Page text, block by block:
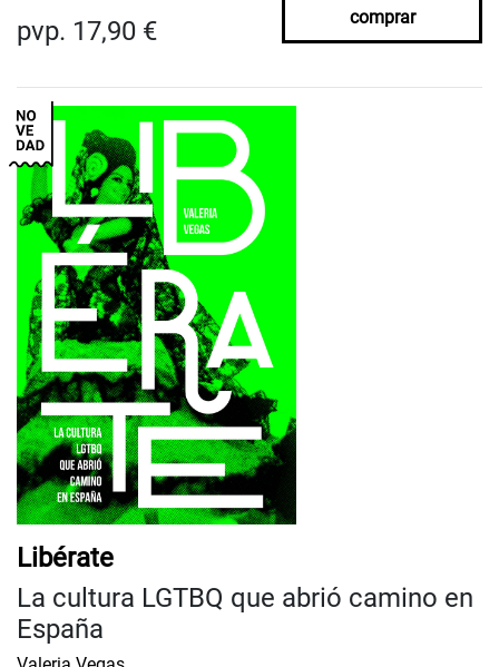
pvp. 17,90 € comprar
Libérate
La cultura LGTBQ que abrió camino en
España